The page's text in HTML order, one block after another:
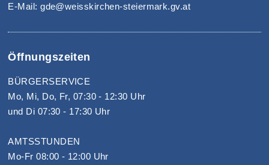
E-Mail: gde@weisskirchen-steiermark.gv.at
Öffnungszeiten
BÜRGERSERVICE
Mo, Mi, Do, Fr, 07:30 - 12:30 Uhr
und Di 07:30 - 17:30 Uhr
AMTSSTUNDEN
Mo-Fr 08:00 - 12:00 Uhr